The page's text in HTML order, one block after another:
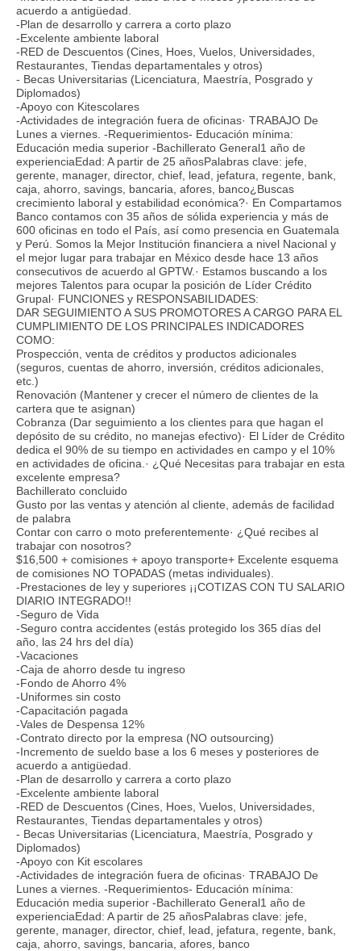
acuerdo a antigüedad.
-Plan de desarrollo y carrera a corto plazo
-Excelente ambiente laboral
-RED de Descuentos (Cines, Hoes, Vuelos, Universidades,
Restaurantes, Tiendas departamentales y otros)
- Becas Universitarias (Licenciatura, Maestría, Posgrado y
Diplomados)
-Apoyo con Kitescolares
-Actividades de integración fuera de oficinas· TRABAJO De
Lunes a viernes. -Requerimientos- Educación mínima:
Educación media superior -Bachillerato General1 año de
experienciaEdad: A partir de 25 añosPalabras clave: jefe,
gerente, manager, director, chief, lead, jefatura, regente, bank,
caja, ahorro, savings, bancaria, afores, banco¿Buscas
crecimiento laboral y estabilidad económica?· En Compartamos
Banco contamos con 35 años de sólida experiencia y más de
600 oficinas en todo el País, así como presencia en Guatemala
y Perú. Somos la Mejor Institución financiera a nivel Nacional y
el mejor lugar para trabajar en México desde hace 13 años
consecutivos de acuerdo al GPTW.· Estamos buscando a los
mejores Talentos para ocupar la posición de Líder Crédito
Grupal· FUNCIONES y RESPONSABILIDADES:
DAR SEGUIMIENTO A SUS PROMOTORES A CARGO PARA EL
CUMPLIMIENTO DE LOS PRINCIPALES INDICADORES
COMO:
Prospección, venta de créditos y productos adicionales
(seguros, cuentas de ahorro, inversión, créditos adicionales,
etc.)
Renovación (Mantener y crecer el número de clientes de la
cartera que te asignan)
Cobranza (Dar seguimiento a los clientes para que hagan el
depósito de su crédito, no manejas efectivo)· El Líder de Crédito
dedica el 90% de su tiempo en actividades en campo y el 10%
en actividades de oficina.· ¿Qué Necesitas para trabajar en esta
excelente empresa?
Bachillerato concluido
Gusto por las ventas y atención al cliente, además de facilidad
de palabra
Contar con carro o moto preferentemente· ¿Qué recibes al
trabajar con nosotros?
$16,500 + comisiones + apoyo transporte+ Excelente esquema
de comisiones NO TOPADAS (metas individuales).
-Prestaciones de ley y superiores ¡¡COTIZAS CON TU SALARIO
DIARIO INTEGRADO!!
-Seguro de Vida
-Seguro contra accidentes (estás protegido los 365 días del
año, las 24 hrs del día)
-Vacaciones
-Caja de ahorro desde tu ingreso
-Fondo de Ahorro 4%
-Uniformes sin costo
-Capacitación pagada
-Vales de Despensa 12%
-Contrato directo por la empresa (NO outsourcing)
-Incremento de sueldo base a los 6 meses y posteriores de
acuerdo a antigüedad.
-Plan de desarrollo y carrera a corto plazo
-Excelente ambiente laboral
-RED de Descuentos (Cines, Hoes, Vuelos, Universidades,
Restaurantes, Tiendas departamentales y otros)
- Becas Universitarias (Licenciatura, Maestría, Posgrado y
Diplomados)
-Apoyo con Kit escolares
-Actividades de integración fuera de oficinas· TRABAJO De
Lunes a viernes. -Requerimientos- Educación mínima:
Educación media superior -Bachillerato General1 año de
experienciaEdad: A partir de 25 añosPalabras clave: jefe,
gerente, manager, director, chief, lead, jefatura, regente, bank,
caja, ahorro, savings, bancaria, afores, banco